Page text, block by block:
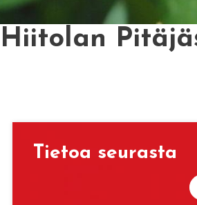
Hiitolan
Tie­toa seu­ras­ta